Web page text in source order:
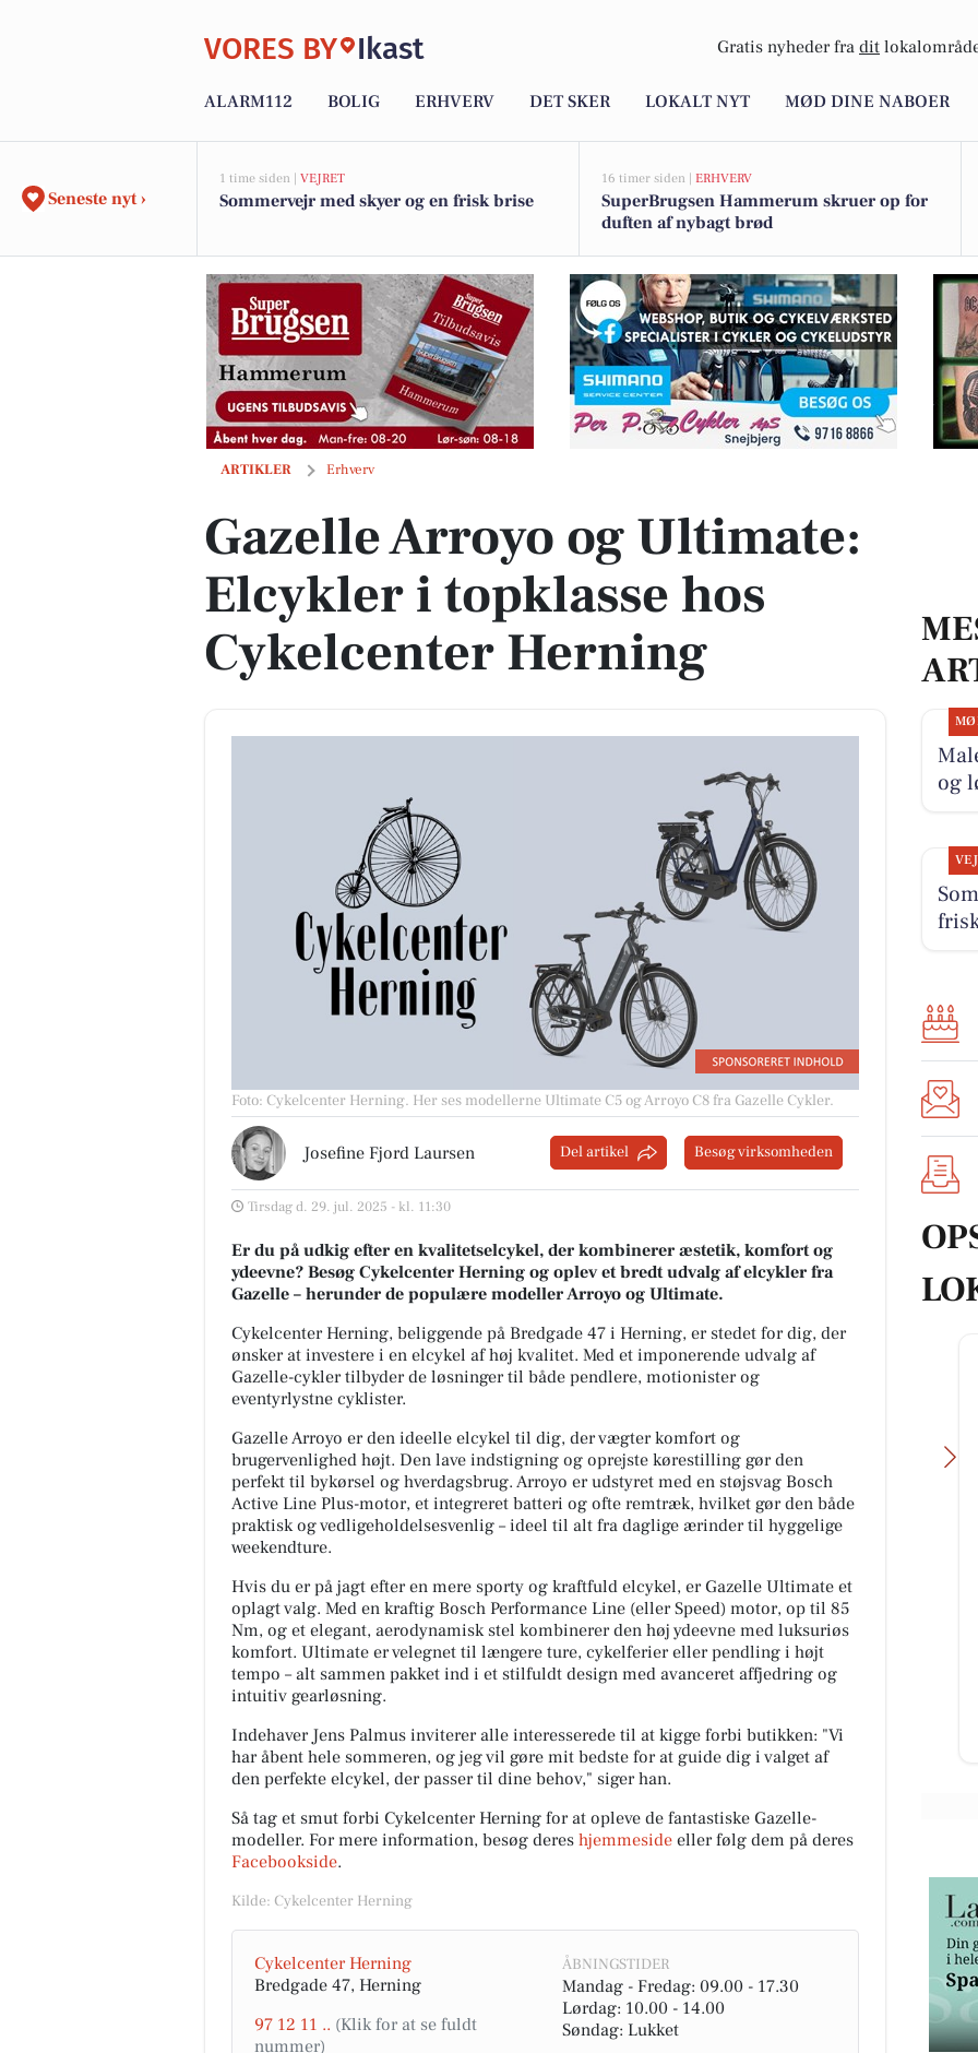
VORES BY Ikast Gratis nyheder fra dit
ALARM112 BOLIG ERHVERV DET SKER LOKALT NYT MØD DINE NABOER
Seneste nyt ›
1 time siden | VEJRET
Sommervejr med skyer og en frisk brise
16 timer siden | ERHVERV
SuperBrugsen Hammerum skruer op for
duften af nybagt brød
ARTIKLER Erhverv
Gazelle Arroyo og Ultimate: Elcykler i topklasse hos Cykelcenter Herning
Gazelle Arroyo og Ultimate:
Elcykler i topklasse hos
Cykelcenter Herning
Foto: Cykelcenter Herning. Her ses modellerne Ultimate C5 og Arroyo C8 fra Gazelle Cykler.
Josefine Fjord Laursen Del artikel Besøg virksomheden
Tirsdag d. 29. jul. 2025 - kl. 11:30
Er du på udkig efter en kvalitetselcykel, der kombinerer æstetik, komfort og
ydeevne? Besøg Cykelcenter Herning og oplev et bredt udvalg af elcykler fra
Gazelle – herunder de populære modeller Arroyo og Ultimate.
Cykelcenter Herning, beliggende på Bredgade 47 i Herning, er stedet for dig, der
ønsker at investere i en elcykel af høj kvalitet. Med et imponerende udvalg af
Gazelle-cykler tilbyder de løsninger til både pendlere, motionister og
eventyrlystne cyklister.
Gazelle Arroyo er den ideelle elcykel til dig, der vægter komfort og
brugervenlighed højt. Den lave indstigning og oprejste kørestilling gør den
perfekt til bykørsel og hverdagsbrug. Arroyo er udstyret med en støjsvag Bosch
Active Line Plus-motor, et integreret batteri og ofte remtræk, hvilket gør den både
praktisk og vedligeholdelsesvenlig – ideel til alt fra daglige ærinder til hyggelige
weekendture.
Hvis du er på jagt efter en mere sporty og kraftfuld elcykel, er Gazelle Ultimate et
oplagt valg. Med en kraftig Bosch Performance Line (eller Speed) motor, op til 85
Nm, og et elegant, aerodynamisk stel kombinerer den høj ydeevne med luksuriøs
komfort. Ultimate er velegnet til længere ture, cykelferier eller pendling i højt
tempo – alt sammen pakket ind i et stilfuldt design med avanceret affjedring og
intuitiv gearløsning.
Indehaver Jens Palmus inviterer alle interesserede til at kigge forbi butikken: "Vi
har åbent hele sommeren, og jeg vil gøre mit bedste for at guide dig i valget af
den perfekte elcykel, der passer til dine behov," siger han.
Så tag et smut forbi Cykelcenter Herning for at opleve de fantastiske Gazelle-
modeller. For mere information, besøg deres hjemmeside eller følg dem på deres
Facebookside.
Kilde: Cykelcenter Herning
Cykelcenter Herning
Bredgade 47, Herning
97 12 11 ..
ÅBNINGSTIDER
Mandag - Fredag: 09.00 - 17.30
Lørdag: 10.00 - 14.00
Søndag: Lukket
og
Ikast Dyreklinik ApS
Har i mon set Suzy? En af vores
meget trofaste patienter er ikke
kommet hjem igen, som hun
plejer. Hun er ikke set hjemme
sid...
Åbn opslaget
Din Hundespecialist
HUNDENES BUTIK &
SUNDHEDSPLEJE & FODER
Uddannet hundefrisør og sikker
behandling. Hundenes bedste
Åbn opslaget